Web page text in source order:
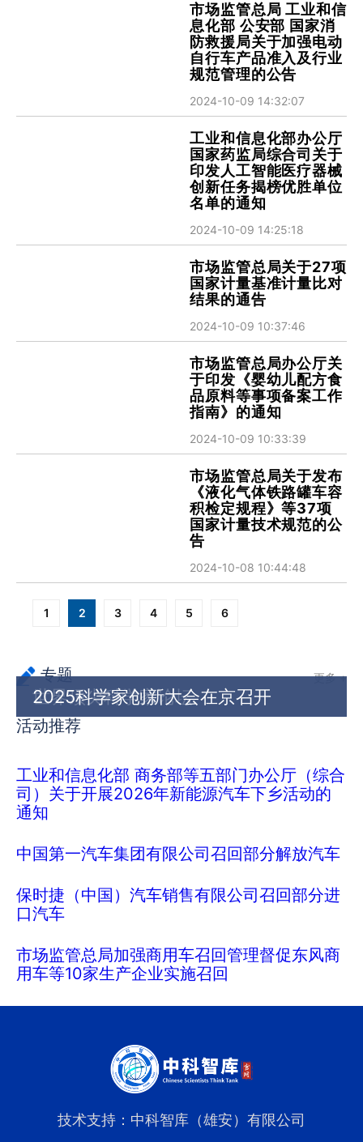
市场监管总局 工业和信
息化部 公安部 国家消
防救援局关于加强电动
自行车产品准入及行业
规范管理的公告
2024-10-09 14:32:07
工业和信息化部办公厅
国家药监局综合司关于
印发人工智能医疗器械
创新任务揭榜优胜单位
名单的通知
2024-10-09 14:25:18
市场监管总局关于27项
国家计量基准计量比对
结果的通告
2024-10-09 10:37:46
市场监管总局办公厅关
于印发《婴幼儿配方食
品原料等事项备案工作
指南》的通知
2024-10-09 10:33:39
市场监管总局关于发布
《液化气体铁路罐车容
积检定规程》等37项
国家计量技术规范的公
告
2024-10-08 10:44:48
1 2 3 4 5 6
专题 更多 +
世界顶尖科学家论坛
2025科学家创新大会在京召开
活动推荐
工业和信息化部 商务部等五部门办公厅（综合
司）关于开展2026年新能源汽车下乡活动的
通知
中国第一汽车集团有限公司召回部分解放汽车
保时捷（中国）汽车销售有限公司召回部分进
口汽车
市场监管总局加强商用车召回管理督促东风商
用车等10家生产企业实施召回
技术支持：中科智库（雄安）有限公司